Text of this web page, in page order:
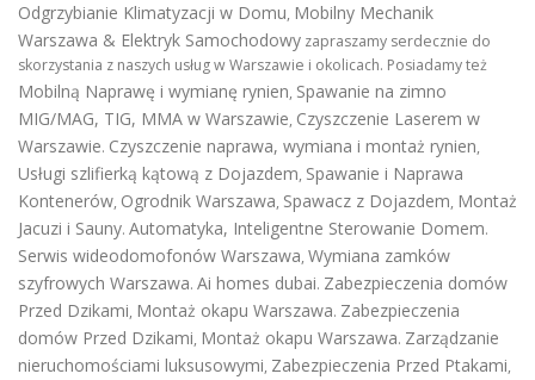
Odgrzybianie Klimatyzacji w Domu, Mobilny Mechanik
Warszawa & Elektryk Samochodowy zapraszamy serdecznie do
skorzystania z naszych usług w Warszawie i okolicach. Posiadamy też
Mobilną Naprawę i wymianę rynien, Spawanie na zimno
MIG/MAG, TIG, MMA w Warszawie, Czyszczenie Laserem w
Warszawie. Czyszczenie naprawa, wymiana i montaż rynien,
Usługi szlifierką kątową z Dojazdem, Spawanie i Naprawa
Kontenerów, Ogrodnik Warszawa, Spawacz z Dojazdem, Montaż
Jacuzi i Sauny. Automatyka, Inteligentne Sterowanie Domem.
Serwis wideodomofonów Warszawa, Wymiana zamków
szyfrowych Warszawa. Ai homes dubai. Zabezpieczenia domów
Przed Dzikami, Montaż okapu Warszawa. Zabezpieczenia
domów Przed Dzikami, Montaż okapu Warszawa. Zarządzanie
nieruchomościami luksusowymi, Zabezpieczenia Przed Ptakami,